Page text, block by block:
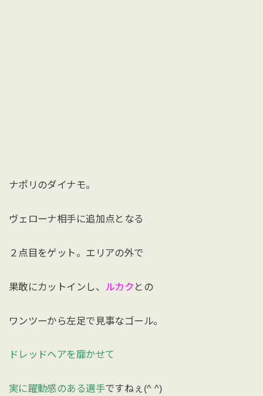
ナポリのダイナモ。
ヴェローナ相手に追加点となる
２点目をゲット。エリアの外で
果敢にカットインし、 ルカク との
ワンツーから左足で見事なゴール。
ドレッドヘアを靡かせて
実に躍動感のある選手ですねぇ(^ ^)